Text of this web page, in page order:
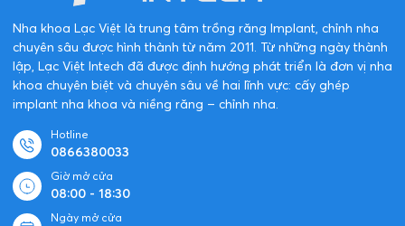
Nha khoa Lạc Việt là trung tâm trồng răng Implant, chỉnh nha
chuyên sâu được hình thành từ năm 2011. Từ những ngày thành
lập, Lạc Việt Intech đã được định hướng phát triển là đơn vị nha
khoa chuyên biệt và chuyên sâu về hai lĩnh vực: cấy ghép
implant nha khoa và niềng răng – chỉnh nha.
Hotline
0866380033
Giờ mở cửa
08:00 - 18:30
Ngày mở cửa